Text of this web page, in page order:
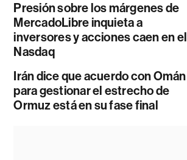
Presión sobre los márgenes de
MercadoLibre inquieta a
inversores y acciones caen en el
Nasdaq
Irán dice que acuerdo con Omán
para gestionar el estrecho de
Ormuz está en su fase final